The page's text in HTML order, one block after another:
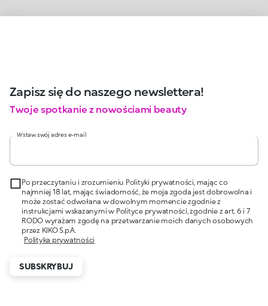
Zapisz się do naszego newslettera!
Twoje spotkanie z nowościami beauty
Wstaw swój adres e-mail
Po przeczytaniu i zrozumieniu Polityki prywatności, mając co
najmniej 18 lat, mając świadomość, że moja zgoda jest dobrowolna i
może zostać odwołana w dowolnym momencie zgodnie z
instrukcjami wskazanymi w Polityce prywatności, zgodnie z art. 6 i 7
RODO wyrażam zgodę na przetwarzanie moich danych osobowych
przez KIKO S.p.A.
Polityka prywatności
SUBSKRYBUJ